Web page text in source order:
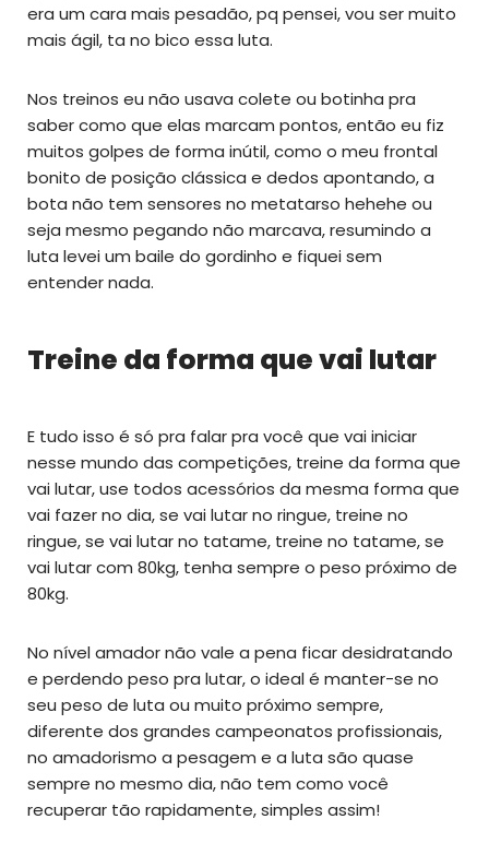
era um cara mais pesadão, pq pensei, vou ser muito
mais ágil, ta no bico essa luta.
Nos treinos eu não usava colete ou botinha pra
saber como que elas marcam pontos, então eu fiz
muitos golpes de forma inútil, como o meu frontal
bonito de posição clássica e dedos apontando, a
bota não tem sensores no metatarso hehehe ou
seja mesmo pegando não marcava, resumindo a
luta levei um baile do gordinho e fiquei sem
entender nada.
Treine da forma que vai lutar
E tudo isso é só pra falar pra você que vai iniciar
nesse mundo das competições, treine da forma que
vai lutar, use todos acessórios da mesma forma que
vai fazer no dia, se vai lutar no ringue, treine no
ringue, se vai lutar no tatame, treine no tatame, se
vai lutar com 80kg, tenha sempre o peso próximo de
80kg.
No nível amador não vale a pena ficar desidratando
e perdendo peso pra lutar, o ideal é manter-se no
seu peso de luta ou muito próximo sempre,
diferente dos grandes campeonatos profissionais,
no amadorismo a pesagem e a luta são quase
sempre no mesmo dia, não tem como você
recuperar tão rapidamente, simples assim!